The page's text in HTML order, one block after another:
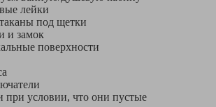
лейки
под щетки
и замок
поверхности
условии, что они пустые